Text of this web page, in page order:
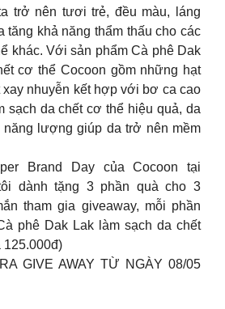
trở nên tươi trẻ, đều màu, láng
tăng khả năng thẩm thấu cho các
khác. Với sản phẩm Cà phê Dak
cơ thể Cocoon gồm những hạt
xay nhuyễn kết hợp với bơ ca cao
sạch da chết cơ thể hiệu quả, da
lượng giúp da trở nên mềm
Brand Day của Cocoon tại
dành tặng 3 phần quà cho 3
tham gia giveaway, mỗi phần
phê Dak Lak làm sạch da chết
125.000đ)
GIVE AWAY TỪ NGÀY 08/05